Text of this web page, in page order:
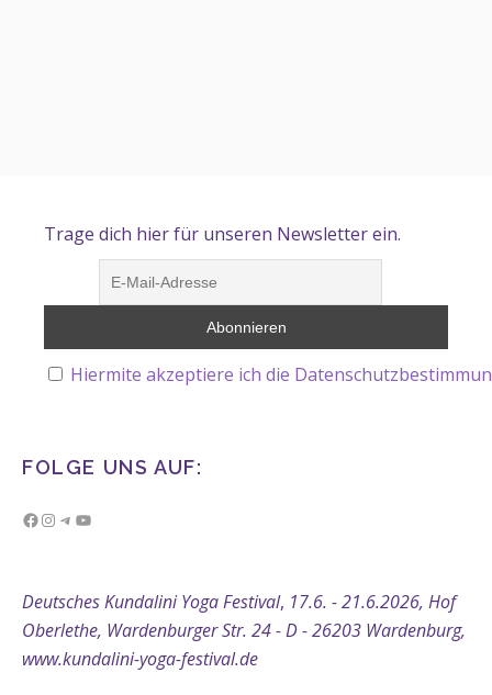
Trage dich hier für unseren Newsletter ein.
Hiermite akzeptiere ich die
FOLGE UNS AUF:
Facebook
Instagram
Telegram
Deutsches Kundalini Yoga Festival, 17.6. - 21.6.2026, Hof
Oberlethe, Wardenburger Str. 24 - D - 26203 Wardenburg,
www.kundalini-yoga-festival.de